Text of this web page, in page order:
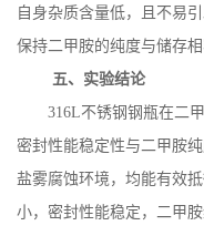
自身杂质含量低，且不易
保持二甲胺的纯度与储存相
五、实验结论
316L不锈钢钢瓶在二
密封性能稳定性与二甲胺
盐雾腐蚀环境，均能有效抵
小，密封性能稳定，二甲